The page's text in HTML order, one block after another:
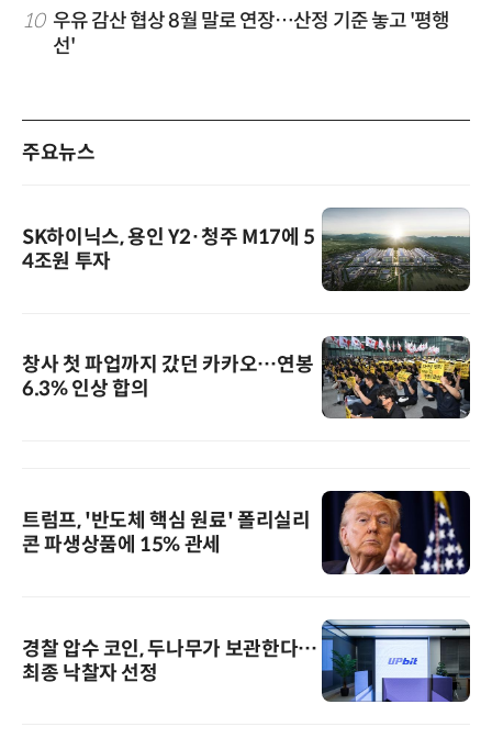
10 우유 감산 협상 8월 말로 연장…산정 기준 놓고 '평행
선'
주요뉴스
SK하이닉스, 용인 Y2·청주 M17에 5
4조원 투자
창사 첫 파업까지 갔던 카카오…연봉
6.3% 인상 합의
트럼프, '반도체 핵심 원료' 폴리실리
콘 파생상품에 15% 관세
경찰 압수 코인, 두나무가 보관한다…
최종 낙찰자 선정